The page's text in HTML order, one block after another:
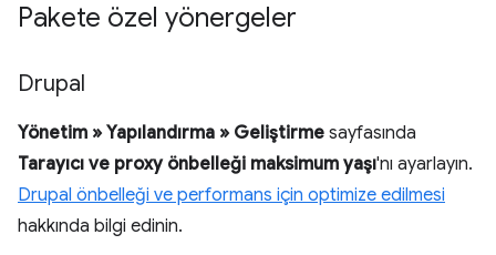
Pakete özel yönergeler
Drupal
Yönetim » Yapılandırma » Geliştirme sayfasında
Tarayıcı ve proxy önbelleği maksimum yaşı'nı ayarlayın.
Drupal önbelleği ve performans için optimize edilmesi
hakkında bilgi edinin.